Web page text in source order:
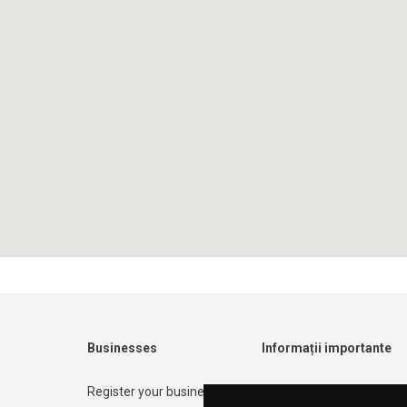
Businesses
Register your business
Informații importante